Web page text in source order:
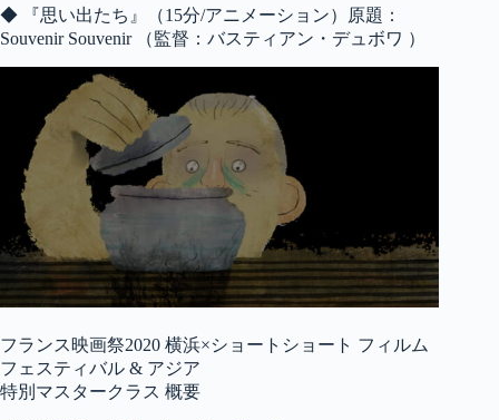
◆ 『思い出たち』（15分/アニメーション）原題：
Souvenir Souvenir （監督：バスティアン・デュボワ ）
フランス映画祭2020 横浜×ショートショート フィルム
フェスティバル & アジア
特別マスタークラス 概要